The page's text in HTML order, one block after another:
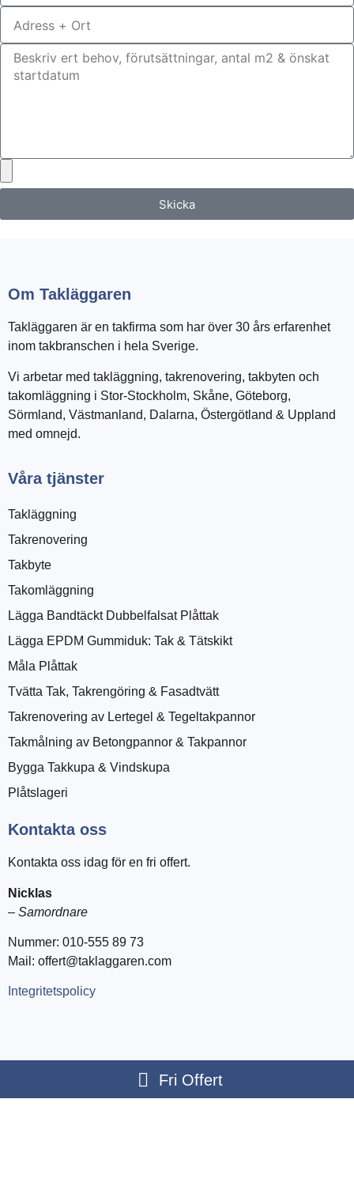
Skicka
Om Takläggaren
Takläggaren är en takfirma som har över 30 års erfarenhet
inom takbranschen i hela Sverige.
Vi arbetar med takläggning, takrenovering, takbyten och
takomläggning i Stor-Stockholm, Skåne, Göteborg,
Sörmland, Västmanland, Dalarna, Östergötland & Uppland
med omnejd.
Våra tjänster
Takläggning
Takrenovering
Takbyte
Takomläggning
Lägga Bandtäckt Dubbelfalsat Plåttak
Lägga EPDM Gummiduk: Tak & Tätskikt
Måla Plåttak
Tvätta Tak, Takrengöring & Fasadtvätt
Takrenovering av Lertegel & Tegeltakpannor
Takmålning av Betongpannor & Takpannor
Bygga Takkupa & Vindskupa
Plåtslageri
Kontakta oss
Kontakta oss idag för en fri offert.
Nicklas
– Samordnare
Nummer: 010-555 89 73
Mail: offert@taklaggaren.com
Integritetspolicy
Fri Offert